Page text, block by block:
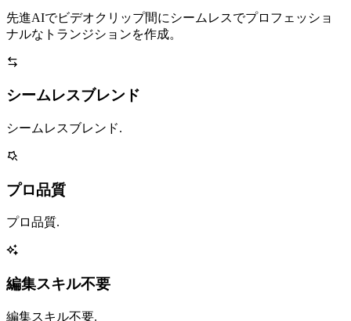
先進AIでビデオクリップ間にシームレスでプロフェッショ
ナルなトランジションを作成。
シームレスブレンド
シームレスブレンド.
プロ品質
プロ品質.
編集スキル不要
編集スキル不要.